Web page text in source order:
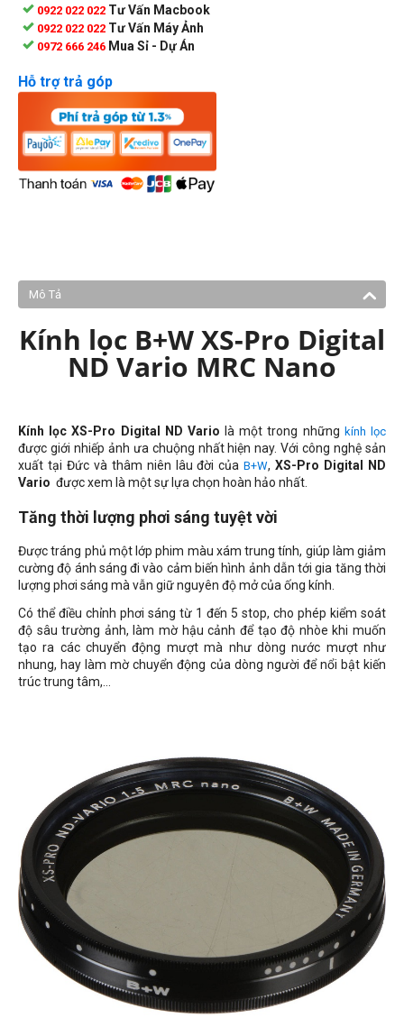
0922 022 022 Tư Vấn Macbook
0922 022 022 Tư Vấn Máy Ảnh
0972 666 246 Mua Sỉ - Dự Án
Hỗ trợ trả góp
Mô Tả
Kính lọc B+W XS-Pro Digital
ND Vario MRC Nano
Kính lọc XS-Pro Digital ND Vario là một trong những kính lọc
được giới nhiếp ảnh ưa chuộng nhất hiện nay. Với công nghệ sản
xuất tại Đức và thâm niên lâu đời củaB+W,XS-Pro Digital ND
Vario được xem là một sự lựa chọn hoàn hảo nhất.
Tăng thời lượng phơi sáng tuyệt vời
Được tráng phủ một lớp phim màu xám trung tính, giúp làm giảm
cường độ ánh sáng đi vào cảm biến hình ảnh dẫn tới gia tăng thời
lượng phơi sáng mà vẫn giữ nguyên độ mở của ống kính.
Có thể điều chỉnh phơi sáng từ 1 đến 5 stop, cho phép kiểm soát
độ sâu trường ảnh, làm mờ hậu cảnh để tạo độ nhòe khi muốn
tạo ra các chuyển động mượt mà như dòng nước mượt như
nhung, hay làm mờ chuyển động của dòng người để nổi bật kiến
trúc trung tâm,…